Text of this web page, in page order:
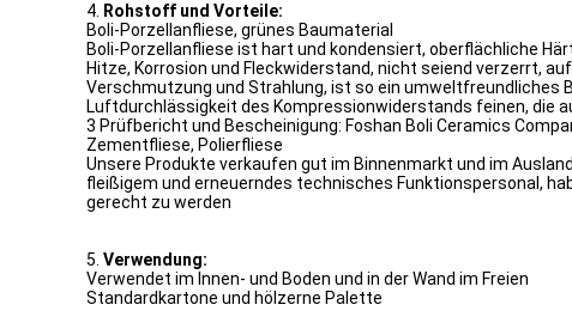
4. Rohstoff und Vorteile:
Boli-Porzellanfliese, grünes Baumaterial
Boli-Porzellanfliese ist hart und kondensiert, oberflächliche
Hitze, Korrosion und Fleckwiderstand, nicht seiend verzerrt,
Verschmutzung und Strahlung, ist so ein umweltfreundliches
Luftdurchlässigkeit des Kompressionwiderstands feinen, die
3 Prüfbericht und Bescheinigung: Foshan Boli Ceramics
Zementfliese, Polierfliese
Unsere Produkte verkaufen gut im Binnenmarkt und im
fleißigem und erneuerndes technisches Funktionspersonal,
gerecht zu werden
5. Verwendung:
Verwendet im Innen- und Boden und in der Wand im Freien
Standardkartone und hölzerne Palette